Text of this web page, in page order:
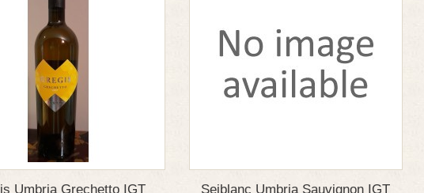
Umbria Grechetto IGT
Seiblanc Umbria Sauvignon IGT